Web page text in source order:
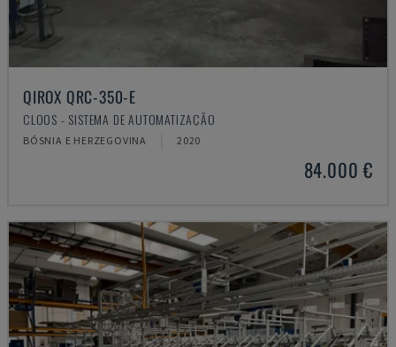
QIROX QRC-350-E
CLOOS - SISTEMA DE AUTOMATIZAÇÃO
BÓSNIA E HERZEGOVINA 2020
84.000 €